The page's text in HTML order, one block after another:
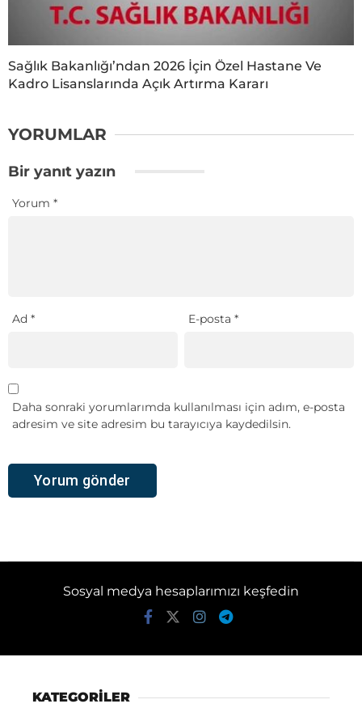
Sağlık Bakanlığı’ndan 2026 İçin Özel Hastane Ve
Kadro Lisanslarında Açık Artırma Kararı
YORUMLAR
Bir yanıt yazın
Yorum *
Ad * E-posta*
Daha sonraki yorumlarımda kullanılması için adım, e-posta
adresim ve site adresim bu tarayıcıya kaydedilsin.
Sosyal medya hesaplarımızı keşfedin
KATEGORİLER